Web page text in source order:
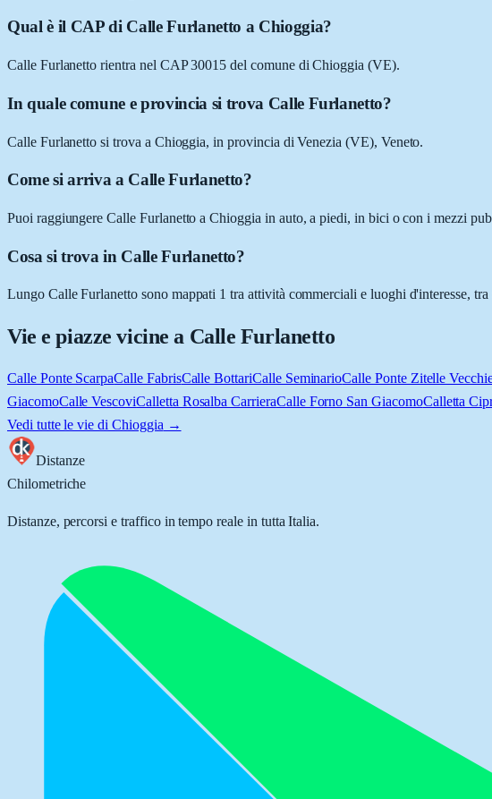
Qual è il CAP di Calle Furlanetto a Chioggia?
Calle Furlanetto rientra nel CAP 30015 del comune di Chioggia (VE).
In quale comune e provincia si trova Calle Furlanetto?
Calle Furlanetto si trova a Chioggia, in provincia di Venezia (VE), Veneto.
Come si arriva a Calle Furlanetto?
Puoi raggiungere Calle Furlanetto a Chioggia in auto, a piedi, in bici o con i mezzi
Cosa si trova in Calle Furlanetto?
Lungo Calle Furlanetto sono mappati 1 tra attività commerciali e luoghi d'interesse,
Vie e piazze vicine a Calle Furlanetto
Calle Ponte ScarpaCalle FabrisCalle BottariCalle SeminarioCalle Ponte Zitelle
GiacomoCalle VescoviCalletta Rosalba CarrieraCalle Forno San GiacomoCalletta
Vedi tutte le vie di Chioggia →
Distanze
Chilometriche
Distanze, percorsi e traffico in tempo reale in tutta Italia.